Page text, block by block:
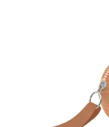
Outlet proizvodi
Dostava i plaćanje